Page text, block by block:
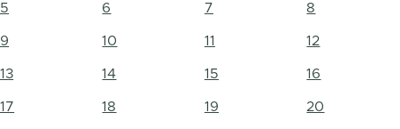
5 6 7 8
9 10 11 12
13 14 15 16
17 18 19 20